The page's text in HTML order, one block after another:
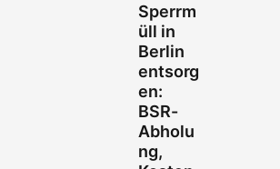
Sperrm
üll in
Berlin
entsorg
en:
BSR-
Abholu
ng,